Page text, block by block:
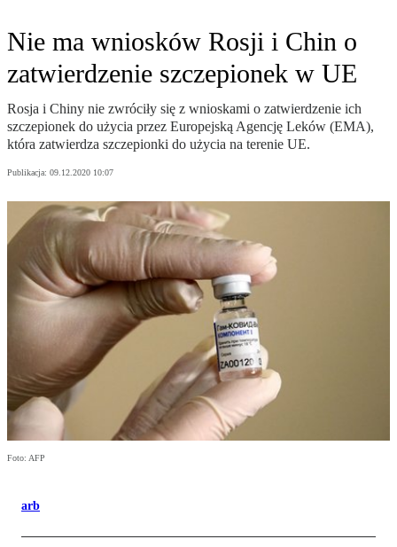
Nie ma wniosków Rosji i Chin o
zatwierdzenie szczepionek w UE
Rosja i Chiny nie zwróciły się z wnioskami o zatwierdzenie ich
szczepionek do użycia przez Europejską Agencję Leków (EMA),
która zatwierdza szczepionki do użycia na terenie UE.
Publikacja: 09.12.2020 10:07
Foto: AFP
arb